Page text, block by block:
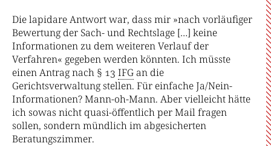
Die lapidare Antwort war, dass mir »nach vorläufiger
Bewertung der Sach- und Rechtslage […] keine
Informationen zu dem weiteren Verlauf der
Verfahren« gegeben werden könnten. Ich müsste
einen Antrag nach § 13 IFGan die
Gerichtsverwaltung stellen. Für einfache Ja/Nein-
Informationen? Mann-oh-Mann. Aber vielleicht hätte
ich sowas nicht quasi-öffentlich per Mail fragen
sollen, sondern mündlich im abgesicherten
Beratungszimmer.